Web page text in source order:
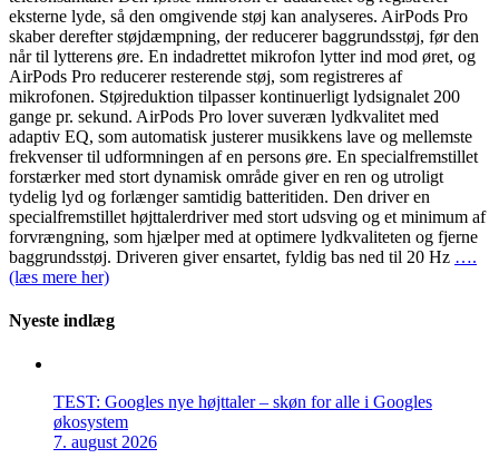
eksterne lyde, så den omgivende støj kan analyseres. AirPods Pro
skaber derefter støjdæmpning, der reducerer baggrundsstøj, før den
når til lytterens øre. En indadrettet mikrofon lytter ind mod øret, og
AirPods Pro reducerer resterende støj, som registreres af
mikrofonen. Støjreduktion tilpasser kontinuerligt lydsignalet 200
gange pr. sekund. AirPods Pro lover suveræn lydkvalitet med
adaptiv EQ, som automatisk justerer musikkens lave og mellemste
frekvenser til udformningen af en persons øre. En specialfremstillet
forstærker med stort dynamisk område giver en ren og utroligt
tydelig lyd og forlænger samtidig batteritiden. Den driver en
specialfremstillet højttalerdriver med stort udsving og et minimum af
forvrængning, som hjælper med at optimere lydkvaliteten og fjerne
baggrundsstøj. Driveren giver ensartet, fyldig bas ned til 20 Hz ….
(læs mere her)
Nyeste indlæg
TEST: Googles nye højttaler – skøn for alle i Googles
økosystem
7. august 2026